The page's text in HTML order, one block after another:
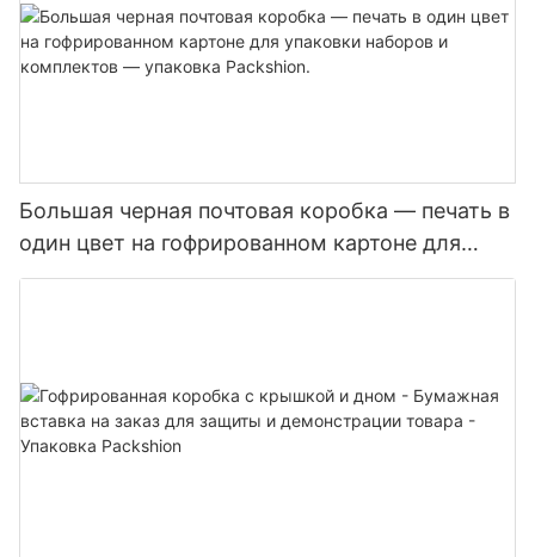
Большая черная почтовая коробка — печать в
один цвет на гофрированном картоне для
упаковки наборов и комплектов — упаковка